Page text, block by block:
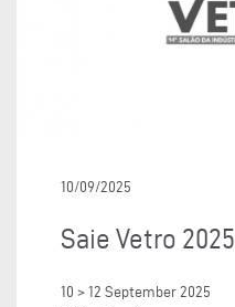
10/09/2025
Saie Vetro 2025
10 > 12 September 2025